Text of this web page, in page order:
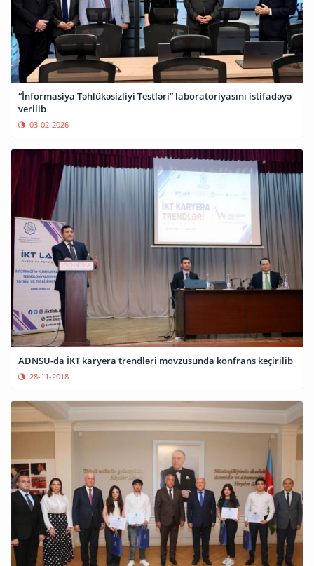
“İnformasiya Təhlükəsizliyi Testləri” laboratoriyasını istifadəyə
verilib
03-02-2026
ADNSU-da İKT karyera trendləri mövzusunda konfrans keçirilib
28-11-2018